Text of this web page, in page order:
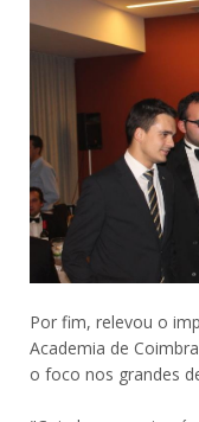
Por fim, relevou o
Academia de
o foco nos grandes